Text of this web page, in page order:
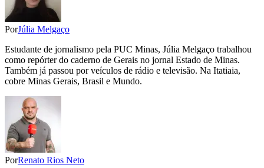
PorJúlia Melgaço
Estudante de jornalismo pela PUC Minas, Júlia Melgaço trabalhou
como repórter do caderno de Gerais no jornal Estado de Minas.
Também já passou por veículos de rádio e televisão. Na Itatiaia,
cobre Minas Gerais, Brasil e Mundo.
PorRenato Rios Neto